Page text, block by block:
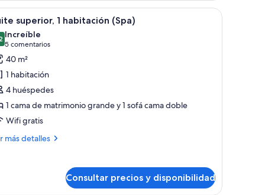
puerta que da al baño.
una mesita de noche, un escritorio con lámpara, una silla y televisor
Habitación de hotel moderna con una
6 superior, 1 habitación (Spa)
de 10
Increíble
5 comentarios
(5 comentarios)
40 m²
1 habitación
4 huéspedes
1 cama de matrimonio grande y 1 sofá cama doble
Wifi gratis
más detalles
Consultar precios y disponibilidad